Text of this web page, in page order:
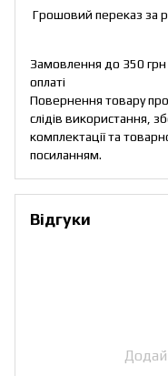
Грошовий переказ за
Замовлення до 350
оплаті
Повернення товару
слідів використання,
комплектації та
посиланням.
Відгуки